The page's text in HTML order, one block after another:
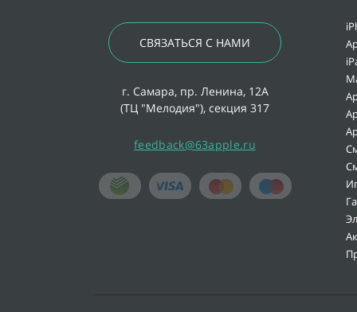
СВЯЗАТЬСЯ С НАМИ
г. Самара, пр. Ленина, 12А
(ТЦ "Мелодия"), секция 317
feedback@63apple.ru